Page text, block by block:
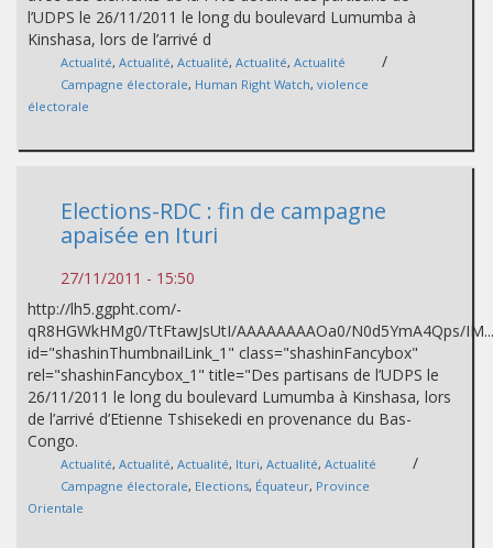
l’UDPS le 26/11/2011 le long du boulevard Lumumba à
Kinshasa, lors de l’arrivé d
Actualité, Actualité, Actualité, Actualité, Actualité /
Campagne électorale, Human Right Watch, violence
électorale
Elections-RDC : fin de campagne
apaisée en Ituri
27/11/2011 - 15:50
http://lh5.ggpht.com/-
qR8HGWkHMg0/TtFtawJsUtI/AAAAAAAAOa0/N0d5YmA4Qps/
id="shashinThumbnailLink_1" class="shashinFancybox"
rel="shashinFancybox_1" title="Des partisans de l’UDPS le
26/11/2011 le long du boulevard Lumumba à Kinshasa, lors
de l’arrivé d’Etienne Tshisekedi en provenance du Bas-
Congo.
Actualité, Actualité, Actualité, Ituri, Actualité, Actualité /
Campagne électorale, Elections, Équateur, Province
Orientale